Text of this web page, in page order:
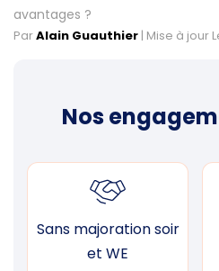
avantages ?
ParAlain Guauthier | Mise à jour
Nos
Sans majoration soir
et WE